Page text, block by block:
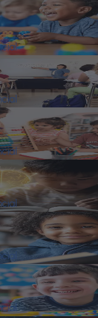
e O
(Tea)
na
na Primeira
Aplicadas
da
e